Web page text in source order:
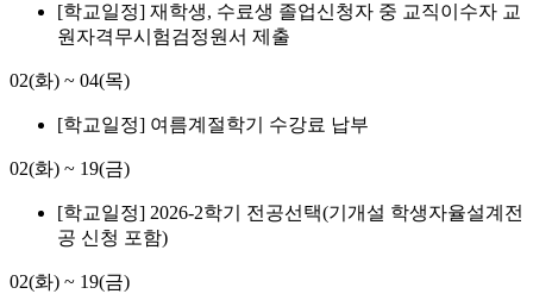
[학교일정] 재학생, 수료생 졸업신청자 중 교직이수자 교
원자격무시험검정원서 제출
02(화) ~ 04(목)
[학교일정] 여름계절학기 수강료 납부
02(화) ~ 19(금)
[학교일정] 2026-2학기 전공선택(기개설 학생자율설계전
공 신청 포함)
02(화) ~ 19(금)